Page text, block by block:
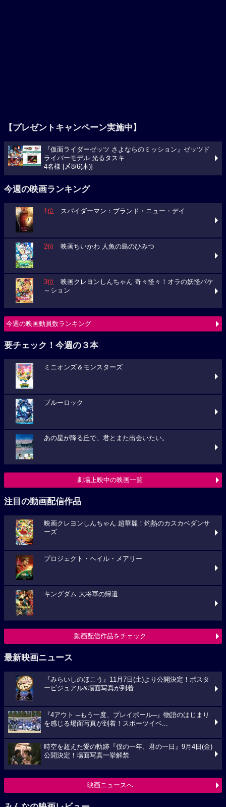
【プレゼントキャンペーン実施中】
『仮面ライダーゼッツ さよならのミッション』ゼッツド
ライバーモデル 光るタスキ
4名様 [〆8/6(木)]
今週の映画ランキング
1位 スパイダーマン：ブランド・ニュー・デイ
2位 映画ちいかわ 人魚の島のひみつ
3位 映画クレヨンしんちゃん 奇々怪々！オラの妖怪バケ
～ション
今週の映画動員数ランキング
要チェック！今週の３本
ミニオンズ＆モンスターズ
ブルーロック
あの星が降る丘で、君とまた出会いたい。
劇場上映中の映画一覧
注目の動画配信作品
映画クレヨンしんちゃん 超華麗！灼熱のカスカベダンサ
ーズ
プロジェクト・ヘイル・メアリー
キングダム 大将軍の帰還
動画配信作品をチェック
最新映画ニュース
『みらいしのほこう』11月7日(土)より公開決定！ポスタ
ービジュアル&場面写真が到着
『4アウト ─もう一度、プレイボール─』物語のはじまり
を感じる場面写真が到着！スポーツイベ...
時空を超えた愛の軌跡『僕の一年、君の一日』9月4日(金)
公開決定！場面写真一挙解禁
映画ニュースへ